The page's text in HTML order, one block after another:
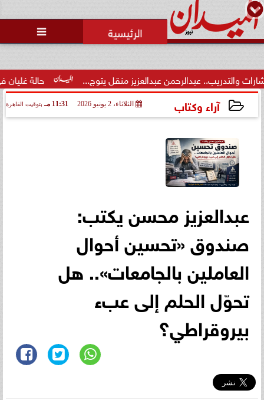

حالة غليان في نادي عبدالرحمن عبدالعزيز منقل يتوج...
آراء وكتاب الثلاثاء، 2 يونيو 2026 11:31 مـ بتوقيت القاهرة
عبدالعزيز محسن يكتب:
صندوق «تحسين أحوال
العاملين بالجامعات».. هل
تحوّل الحلم إلى عبء
بيروقراطي؟